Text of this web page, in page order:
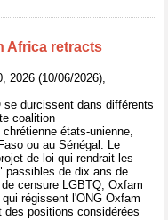
Africa retracts
2026 (10/06/2026),
durcissent dans différents
coalition
états-unienne,
ou au Sénégal. Le
de loi qui rendrait les
passibles de dix ans de
censure LGBTQ, Oxfam
régissent l'ONG Oxfam
des positions considérées